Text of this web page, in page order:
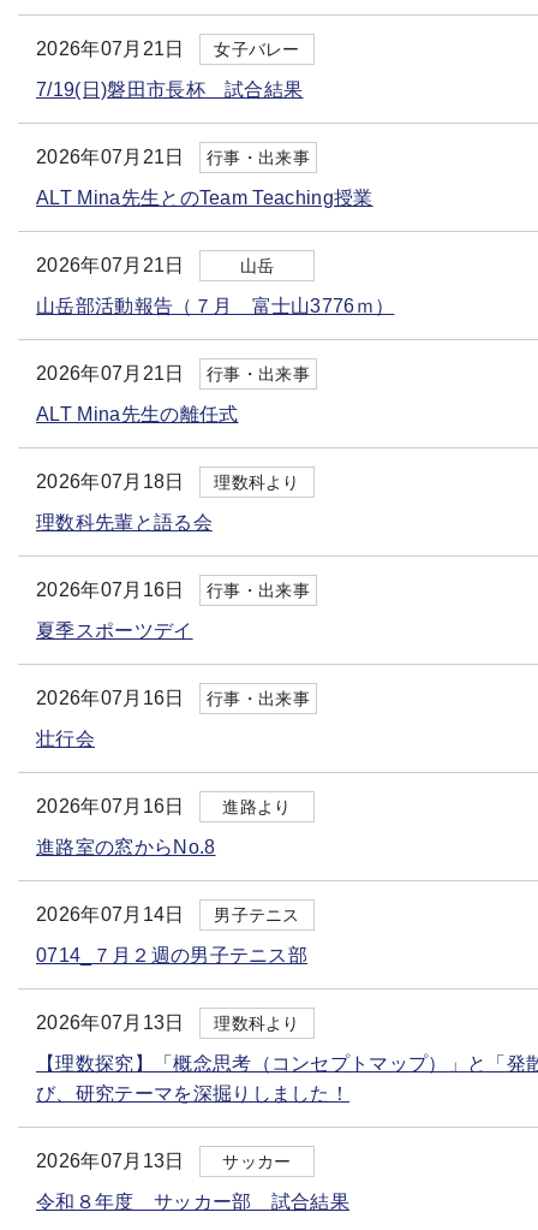
2026年07月21日 女子バレー
7/19(日)磐田市長杯 試合結果
2026年07月21日 行事・出来事
ALT Mina先生とのTeam Teaching授業
2026年07月21日 山岳
山岳部活動報告（７月 富士山3776ｍ）
2026年07月21日 行事・出来事
ALT Mina先生の離任式
2026年07月18日 理数科より
理数科先輩と語る会
2026年07月16日 行事・出来事
夏季スポーツデイ
2026年07月16日 行事・出来事
壮行会
2026年07月16日 進路より
進路室の窓からNo.8
2026年07月14日 男子テニス
0714_７月２週の男子テニス部
2026年07月13日 理数科より
【理数探究】「概念思考（コンセプトマップ）」と「発
び、研究テーマを深掘りしました！
2026年07月13日 サッカー
令和８年度 サッカー部 試合結果